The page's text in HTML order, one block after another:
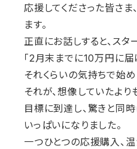
応援してくださった皆さま
ます。
正直にお話しすると、スタ
「2月末までに10万円に届
それくらいの気持ちで始
それが、想像していたより
目標に到達し、驚きと同
いっぱいになりました。
一つひとつの応援購入、